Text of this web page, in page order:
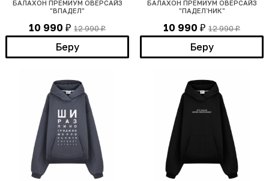
БАЛАХОН ПРЕМИУМ ОВЕРСАЙЗ
"ВПАДЕЛ"
10 990 ₽ 12 990₽
Беру
БАЛАХОН ПРЕМИУМ ОВЕРСАЙЗ
"ПАДЕЛ`НИК"
10 990 ₽ 12 990₽
Беру